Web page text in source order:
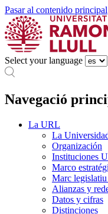
Pasar al contenido principal
Select your language
Navegació
La URL
La
Organización
Instituciones
Marco
Marc
Alianzas y
Datos y cifras
Distinciones